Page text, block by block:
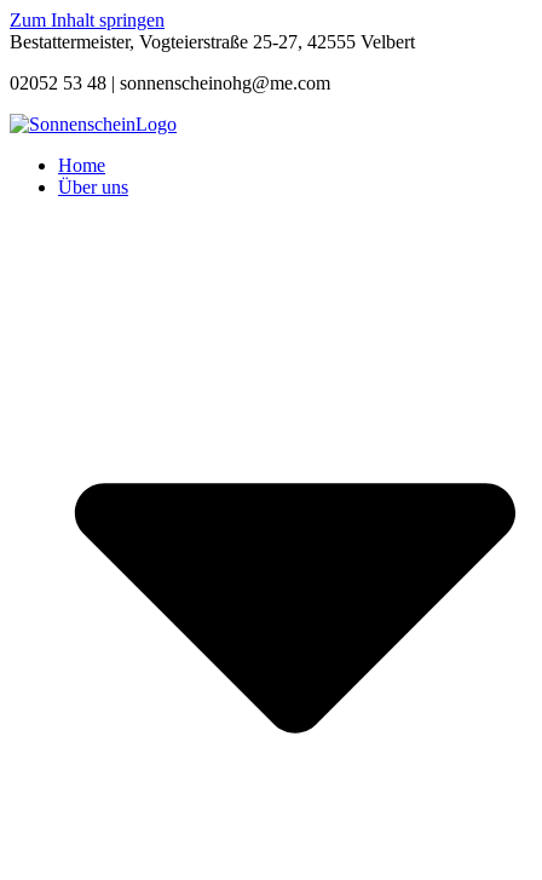
Zum Inhalt springen
Bestattermeister, Vogteierstraße 25-27, 42555 Velbert
02052 53 48 | sonnenscheinohg@me.com
Home
Über uns